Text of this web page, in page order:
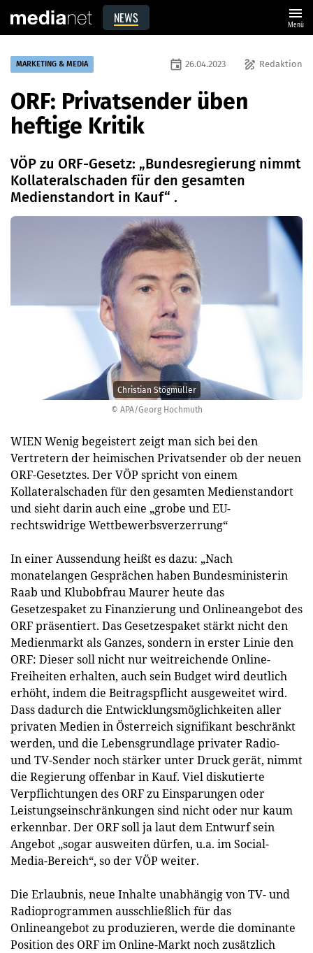
NEWS menu
Menü
© APA/Georg Hochmuth
Christian Stögmüller
MARKETING & MEDIA draw Redaktion
event 26.04.2023
ORF: Privatsender üben
heftige Kritik
VÖP zu ORF-Gesetz: „Bundesregierung nimmt
Kollateralschaden für den gesamten
Medienstandort in Kauf“ .
WIEN Wenig begeistert zeigt man sich bei den
Vertretern der heimischen Privatsender ob der neuen
ORF-Gesetztes. Der VÖP spricht von einem
Kollateralschaden für den gesamten Medienstandort
und sieht darin auch eine „grobe und EU-
rechtswidrige Wettbewerbsverzerrung“
In einer Aussendung heißt es dazu: „Nach
monatelangen Gesprächen haben Bundesministerin
Raab und Klubobfrau Maurer heute das
Gesetzespaket zu Finanzierung und Onlineangebot des
ORF präsentiert. Das Gesetzespaket stärkt nicht den
Medienmarkt als Ganzes, sondern in erster Linie den
ORF: Dieser soll nicht nur weitreichende Online-
Freiheiten erhalten, auch sein Budget wird deutlich
erhöht, indem die Beitragspflicht ausgeweitet wird.
Dass dadurch die Entwicklungsmöglichkeiten aller
privaten Medien in Österreich signifikant beschränkt
werden, und die Lebensgrundlage privater Radio-
und TV-Sender noch stärker unter Druck gerät, nimmt
die Regierung offenbar in Kauf. Viel diskutierte
Verpflichtungen des ORF zu Einsparungen oder
Leistungseinschränkungen sind nicht oder nur kaum
erkennbar. Der ORF soll ja laut dem Entwurf sein
Angebot „sogar ausweiten dürfen, u.a. im Social-
Media-Bereich“, so der VÖP weiter.
Die Erlaubnis, neue Inhalte unabhängig von TV- und
Radioprogrammen ausschließlich für das
Onlineangebot zu produzieren, werde die dominante
Position des ORF im Online-Markt noch zusätzlich